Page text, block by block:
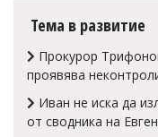
читателите
редакцията
носи
отговорност
Тема в развитие
Прокурор
проявява
Иван не иска да
от сводника на